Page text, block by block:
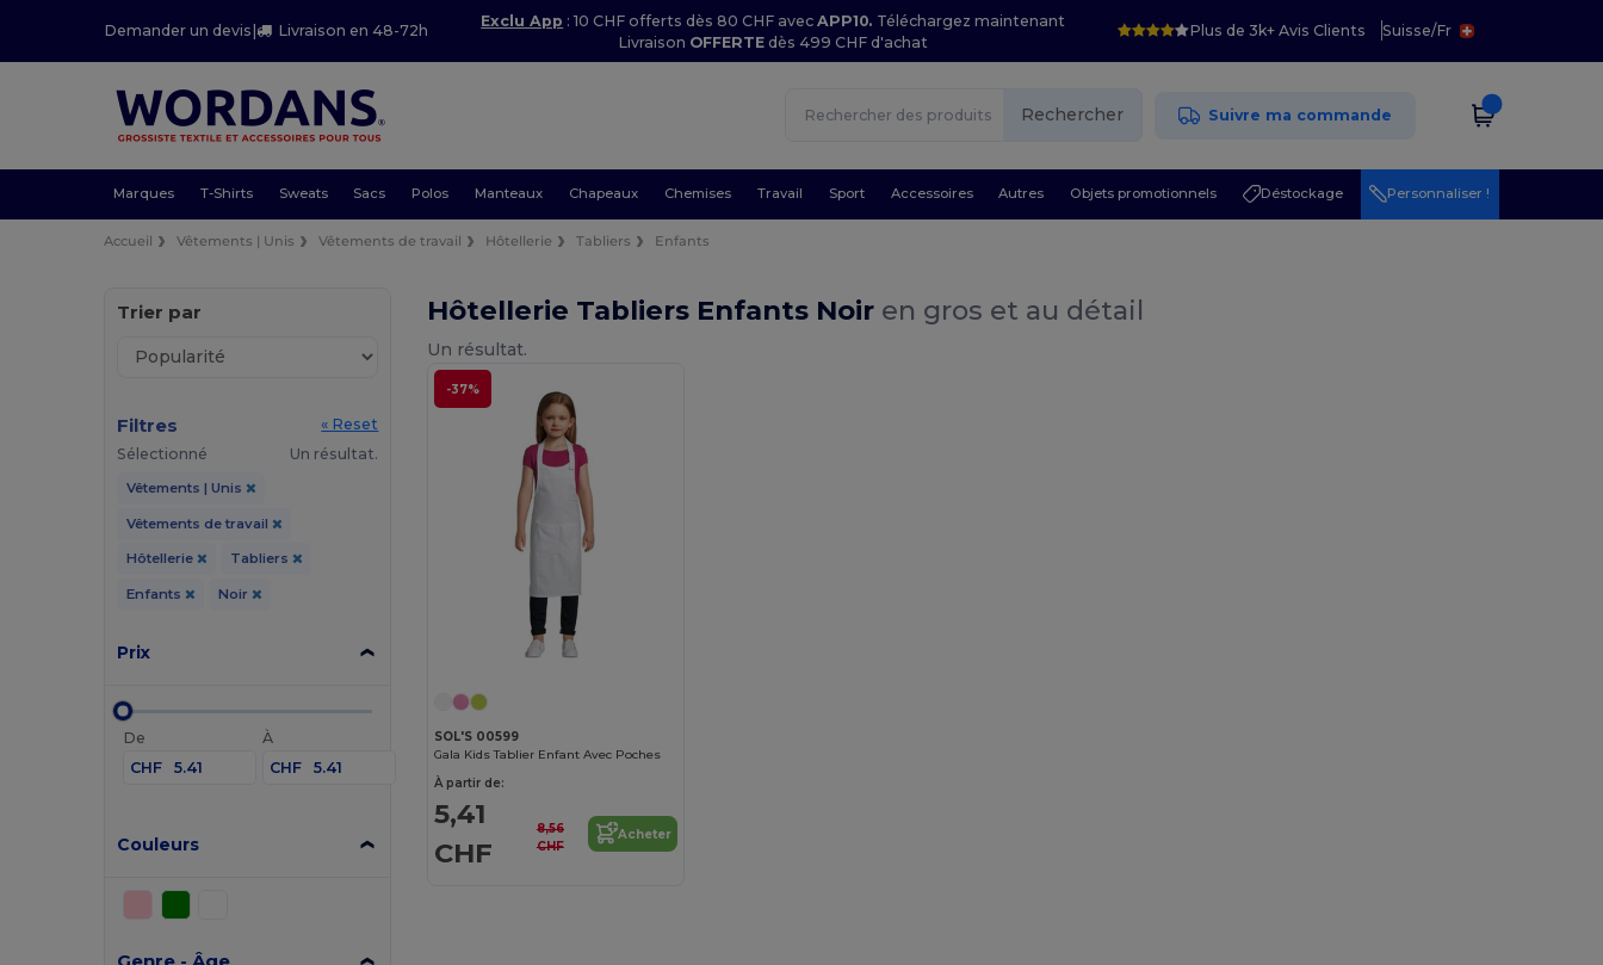
Demander un devis | Livraison en 48-72h
Exclu App : 10 CHF offerts dès 80 CHF avecAPP10. Téléchargez maintenant
Livraison OFFERTE dès 499 CHF d'achat
Plus de 3k+ Avis Clients Suisse/Fr
Rechercher Suivre ma commande
Marques T-Shirts Sweats Sacs Polos Manteaux Chapeaux Chemises Travail Sport Accessoires Autres Objets promotionnels Déstockage Personnaliser !
Accueil Vêtements | Unis Vêtements de travail Hôtellerie Tabliers Enfants
Trier par
Filtres
« Reset
Sélectionné
Un résultat.
Vêtements | Unis
Vêtements de travail
Hôtellerie Tabliers
Enfants Noir
Prix
De
CHF
À
CHF
Couleurs
Genre - Âge
Hôtellerie Tabliers Enfants Noir en gros et au détail
Un résultat.
-37%
SOL'S 00599
Gala Kids Tablier Enfant Avec Poches
À partir de:
5,41
CHF
8,56
CHF
Acheter